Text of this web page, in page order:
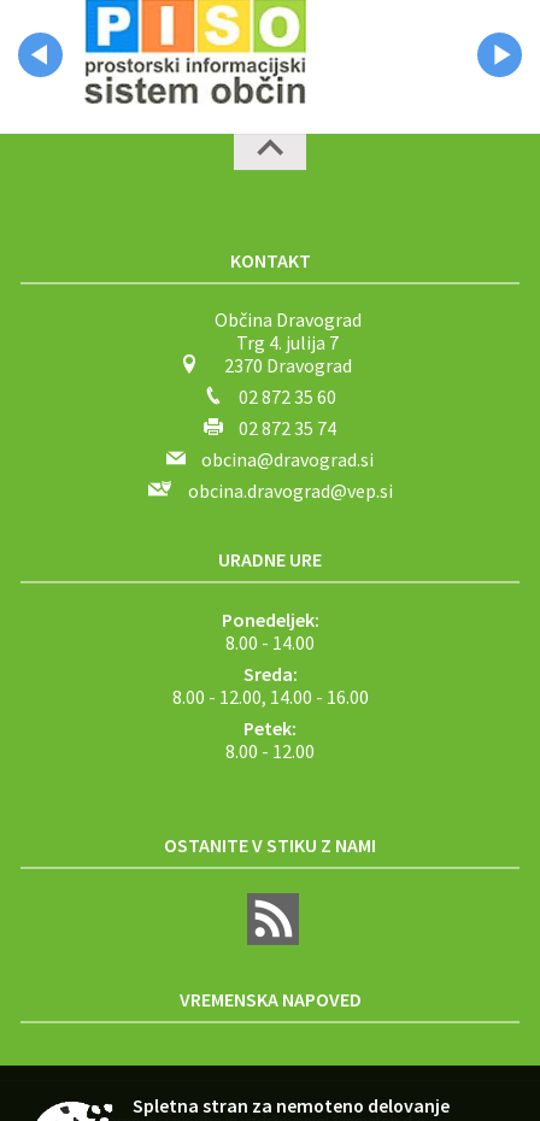
KONTAKT
Občina Dravograd
Trg 4. julija 7
2370 Dravograd
02 872 35 60
02 872 35 74
obcina@dravograd.si
obcina.dravograd@vep.si
URADNE URE
Ponedeljek:
8.00 - 14.00
Sreda:
8.00 - 12.00, 14.00 - 16.00
Petek:
8.00 - 12.00
OSTANITE V STIKU Z NAMI
VREMENSKA NAPOVED
Spletna stran za nemoteno delovanje